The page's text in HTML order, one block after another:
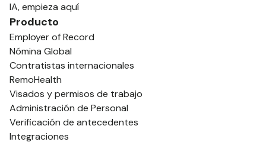
IA, empieza aquí
Producto
Employer of Record
Nómina Global
Contratistas internacionales
RemoHealth
Visados y permisos de trabajo
Administración de Personal
Verificación de antecedentes
Integraciones